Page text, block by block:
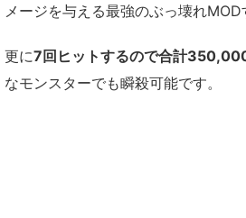
メージを与える最強のぶっ壊れMOD
更に7回ヒットするので合計
なモンスターでも瞬殺可能です。